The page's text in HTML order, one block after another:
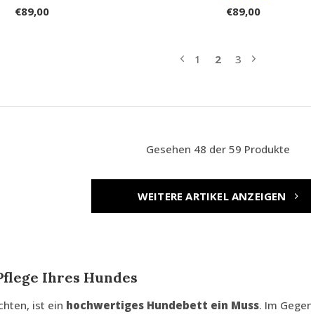
€89,00 €89,00
1 2 3
Gesehen 48 der 59 Produkte
WEITERE ARTIKEL ANZEIGEN
Ihres Hundes
ist ein hochwertiges Hundebett ein Muss. Im